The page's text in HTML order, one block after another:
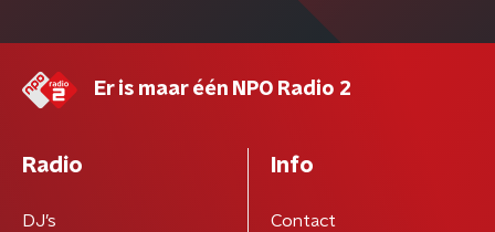
Er is maar één NPO Radio 2
Radio
DJ’s
Info
Contact